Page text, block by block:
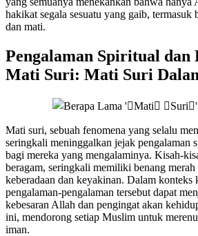
hakikat segala sesuatu yang gaib, termasuk
dan mati.
Pengalaman Spiritual
Mati Suri: Mati Suri
Mati suri, sebuah fenomena yang selalu
seringkali meninggalkan jejak pengalaman
bagi mereka yang mengalaminya. Kisah-
beragam, seringkali memiliki benang merah
keberadaan dan keyakinan. Dalam konteks
pengalaman-pengalaman tersebut dapat
kebesaran Allah dan pengingat akan
ini, mendorong setiap Muslim untuk
iman.